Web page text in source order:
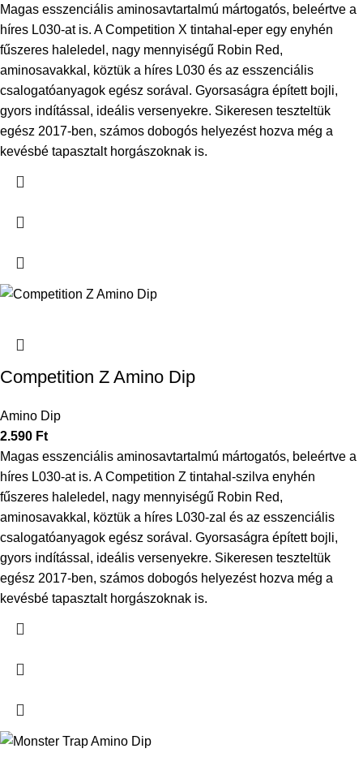
Magas esszenciális aminosavtartalmú mártogatós, beleértve a
híres L030-at is. A Competition X tintahal-eper egy enyhén
fűszeres haleledel, nagy mennyiségű Robin Red,
aminosavakkal, köztük a híres L030 és az esszenciális
csalogatóanyagok egész sorával. Gyorsaságra épített bojli,
gyors indítással, ideális versenyekre. Sikeresen teszteltük
egész 2017-ben, számos dobogós helyezést hozva még a
kevésbé tapasztalt horgászoknak is.
Competition Z Amino Dip
Amino Dip
2.590 Ft
Magas esszenciális aminosavtartalmú mártogatós, beleértve a
híres L030-at is. A Competition Z tintahal-szilva enyhén
fűszeres haleledel, nagy mennyiségű Robin Red,
aminosavakkal, köztük a híres L030-zal és az esszenciális
csalogatóanyagok egész sorával. Gyorsaságra épített bojli,
gyors indítással, ideális versenyekre. Sikeresen teszteltük
egész 2017-ben, számos dobogós helyezést hozva még a
kevésbé tapasztalt horgászoknak is.